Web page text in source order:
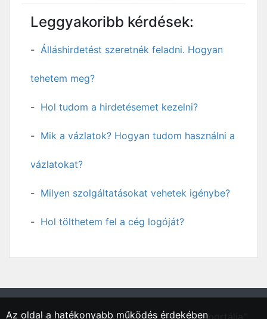
Leggyakoribb kérdések:
Álláshirdetést szeretnék feladni. Hogyan
tehetem meg?
Hol tudom a hirdetésemet kezelni?
Mik a vázlatok? Hogyan tudom használni a
vázlatokat?
Milyen szolgáltatásokat vehetek igénybe?
Hol tölthetem fel a cég logóját?
"Kaposvár, Somogy vármegyei régió állásportálja"
Az oldal a hatékonyabb működés érdekében